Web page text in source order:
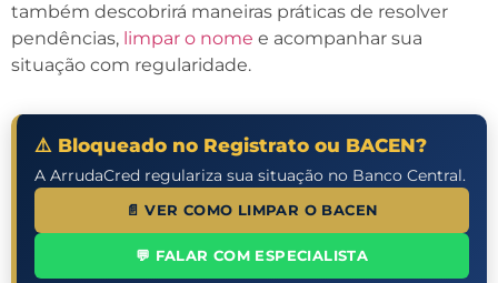
também descobrirá maneiras práticas de resolver
pendências, limpar o nome e acompanhar sua
situação com regularidade.
⚠️ Bloqueado no Registrato ou BACEN?
A ArrudaCred regulariza sua situação no Banco Central.
📄 VER COMO LIMPAR O BACEN
💬 FALAR COM ESPECIALISTA